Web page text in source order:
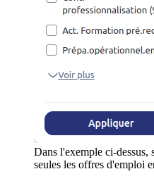
Dans l'exemple ci-
seules les offres d'emploi